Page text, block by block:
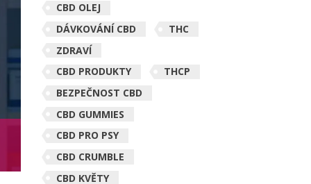
CBD OLEJ
DÁVKOVÁNÍ CBD
THC
ZDRAVÍ
CBD PRODUKTY
THCP
BEZPEČNOST CBD
CBD GUMMIES
CBD PRO PSY
CBD CRUMBLE
CBD KVĚTY